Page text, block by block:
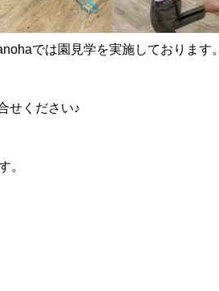
では園見学を実施しております。
せください♪
。